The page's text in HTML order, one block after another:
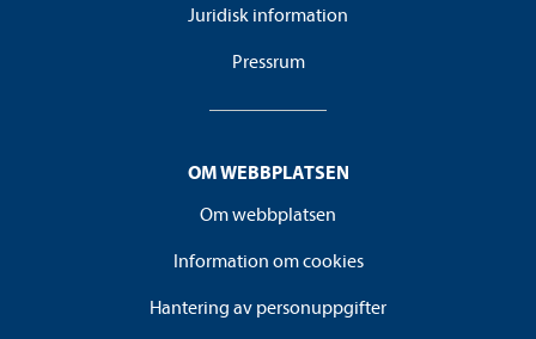
Juridisk information
Pressrum
OM WEBBPLATSEN
Om webbplatsen
Information om cookies
Hantering av personuppgifter